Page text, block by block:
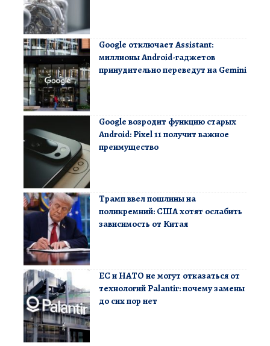
Google отключает Assistant:
миллионы Android-гаджетов
принудительно переведут на Gemini
Google возродит функцию старых
Android: Pixel 11 получит важное
преимущество
Трамп ввел пошлины на
поликремний: США хотят ослабить
зависимость от Китая
ЕС и НАТО не могут отказаться от
технологий Palantir: почему замены
до сих пор нет